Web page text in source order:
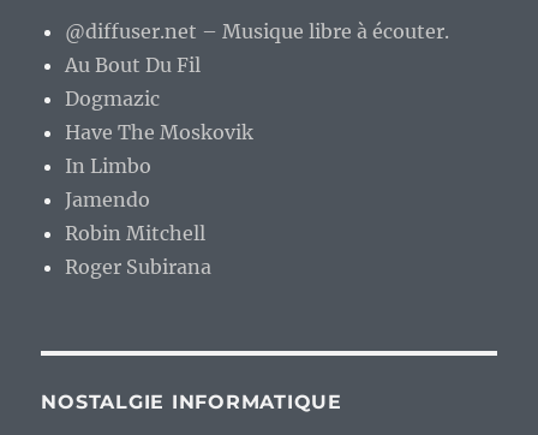
@diffuser.net – Musique libre à écouter.
Au Bout Du Fil
Dogmazic
Have The Moskovik
In Limbo
Jamendo
Robin Mitchell
Roger Subirana
NOSTALGIE INFORMATIQUE